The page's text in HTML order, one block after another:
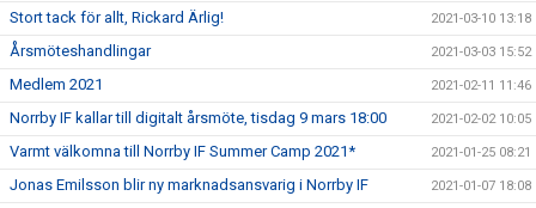
Stort tack för allt, Rickard Ärlig! 2021-03-10 13:18
Årsmöteshandlingar 2021-03-03 15:52
Medlem 2021 2021-02-11 11:46
Norrby IF kallar till digitalt årsmöte, tisdag 9 mars 18:00 2021-02-02 10:05
Varmt välkomna till Norrby IF Summer Camp 2021* 2021-01-25 08:21
Jonas Emilsson blir ny marknadsansvarig i Norrby IF 2021-01-07 18:08